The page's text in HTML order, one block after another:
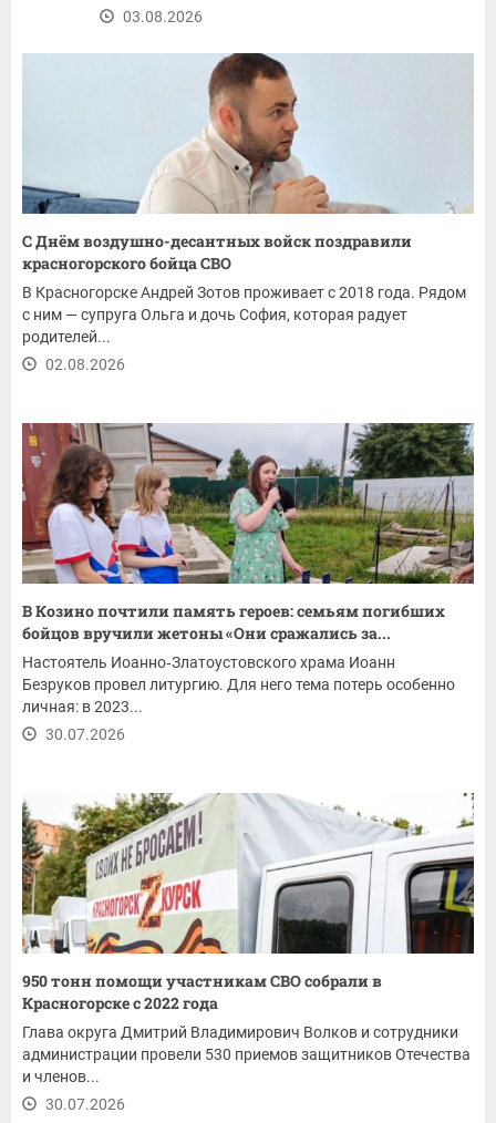
03.08.2026
С Днём воздушно-десантных войск поздравили
красногорского бойца СВО
В Красногорске Андрей Зотов проживает с 2018 года. Рядом
с ним — супруга Ольга и дочь София, которая радует
родителей...
02.08.2026
В Козино почтили память героев: семьям погибших
бойцов вручили жетоны «Они сражались за...
Настоятель Иоанно‑Златоустовского храма Иоанн
Безруков провел литургию. Для него тема потерь особенно
личная: в 2023...
30.07.2026
950 тонн помощи участникам СВО собрали в
Красногорске с 2022 года
Глава округа Дмитрий Владимирович Волков и сотрудники
администрации провели 530 приемов защитников Отечества
и членов...
30.07.2026